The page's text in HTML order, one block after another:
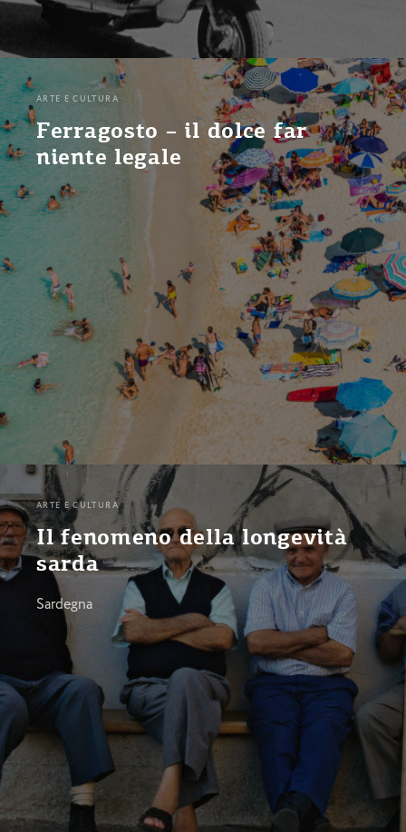
ARTE E CULTURA
Ferragosto – il dolce far
niente legale
ARTE E CULTURA
Il fenomeno della longevità
sarda
Sardegna